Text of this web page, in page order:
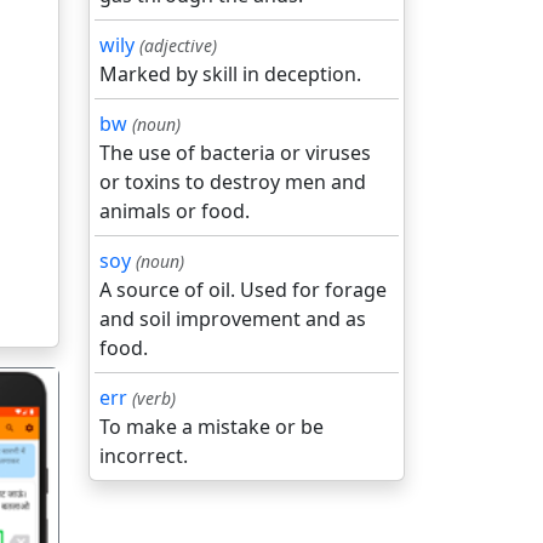
wily (adjective)
Marked by skill in deception.
bw (noun)
The use of bacteria or viruses
or toxins to destroy men and
animals or food.
soy (noun)
A source of oil. Used for forage
and soil improvement and as
food.
err (verb)
To make a mistake or be
incorrect.